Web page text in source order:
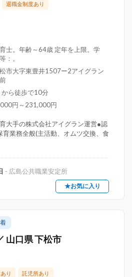
退職金制度あり
士。年齢～64歳 定年を上限。学
：。
市大字東豊井1507ー2アイグラン
から徒歩で10分
円～231,000円
大手の株式会社アイグラン運営●認
業務全般(主活動、オムツ交換、食
- 広島公共職業安定所
★お気に入り
山口県 下松市
り 託児所あり